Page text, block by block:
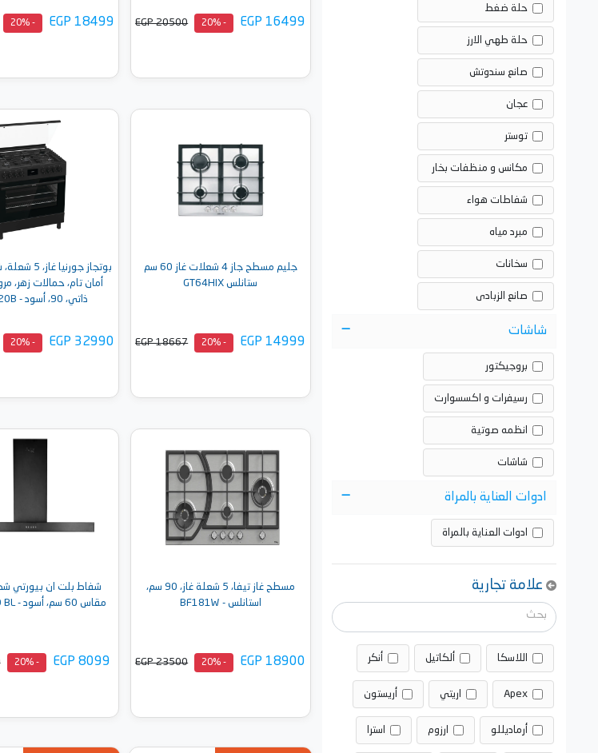
حلة ضغط
حلة طهي الارز
صانع سندوتش
عجان
توستر
مكانس و منظفات بخار
شفاطات هواء
مبرد مياه
سخانات
صانع الزبادى
شاشات
بروجيكتور
رسيفرات و اكسسوارت
انظمه صوتية
شاشات
ادوات العناية بالمراة
ادوات العناية بالمراة
علامة تجارية
اللاسكا ألكاتيل أنكر
Apex اريتي أريستون
أرماديللو ارزوم استرا
EGP 16499
- 20%
EGP 20500
EGP 18499
- 20%
جليم مسطح جاز 4 شعلات غاز 60 سم
ستانلس GT64HIX
EGP 14999
- 20%
EGP 18667
أضف إلى السلة
بوتجاز
أمان تام، حمالات زهر،
ذاتي، 90، أسود - GGI9C20B
EGP 32990
- 20%
أضف إلى السلة
مسطح غاز تيفا، 5 شعلة غاز، 90 سم،
استانلس - BF181W
EGP 18900
- 20%
EGP 23500
مقاس 60 سم، أسود - FLATO PRO BL
EGP 8099
- 20%